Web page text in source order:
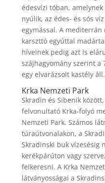
édesvízi tóban,
nyúlik, az édes- és sós
egymással. A mediterrán
karszttó egyúttal
híveinek pedig azt is
szájhagyomány szerint a
egy elvarázsolt kastély áll.
Krka Nemzeti Park
Skradin és Sibenik
felvonultató Krka-folyó
Nemzeti Park. Számos
túraútvonalakon, a
Skradinski buk vízesésig
kerékpárúton vagy
felkeresni. A Krka
látványosságai a